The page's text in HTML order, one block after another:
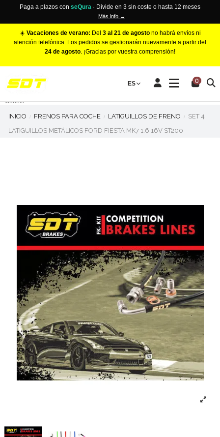
Paga a plazos con seQura · Divide en 3 sin coste o hasta 12 meses
Más info →
☀️ Vacaciones de verano: Del 3 al 21 de agostono habrá envíos ni
atención telefónica. Los pedidos se gestionarán nuevamente a partir del
24 de agosto. ¡Gracias por vuestra comprensión!
ES 0
Make
Modelo
INICIO FRENOS PARA COCHE LATIGUILLOS DE FRENO
SET 4
LATIGUILLOS METÁLICOS FORD FIESTA MK7 1.6 16V ST200